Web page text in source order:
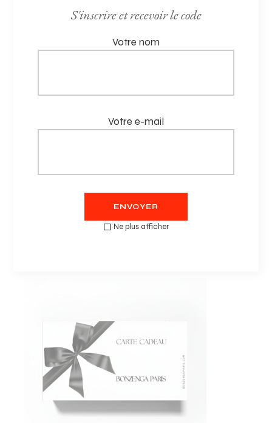
PRODUITS SIMILAIRES
CARTE ÉLÉGANCE
S'inscrire et recevoir le code
Votre nom
Votre e-mail
ENVOYER
Ne plus afficher